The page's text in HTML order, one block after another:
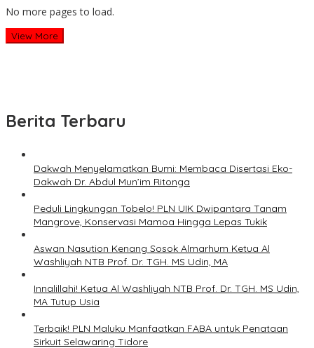
No more pages to load.
View More
Berita Terbaru
Dakwah Menyelamatkan Bumi: Membaca Disertasi Eko-
Dakwah Dr. Abdul Mun’im Ritonga
Peduli Lingkungan Tobelo! PLN UIK Dwipantara Tanam
Mangrove, Konservasi Mamoa Hingga Lepas Tukik
Aswan Nasution Kenang Sosok Almarhum Ketua Al
Washliyah NTB Prof. Dr. TGH. MS Udin, MA
Innalillahi! Ketua Al Washliyah NTB Prof. Dr. TGH. MS Udin,
MA Tutup Usia
Terbaik! PLN Maluku Manfaatkan FABA untuk Penataan
Sirkuit Selawaring Tidore